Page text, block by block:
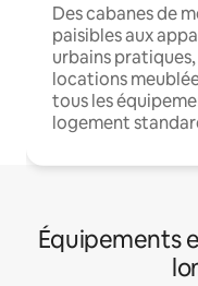
Des cabanes de
paisibles aux
urbains
locations
tous les
logement
Équipements